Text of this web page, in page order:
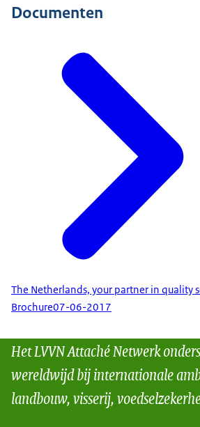
Documenten
The Netherlands, your partner in quality
Brochure07-06-2017
Het LVVN Attaché Netwerk
wereldwijd bij internationale
landbouw, visserij,